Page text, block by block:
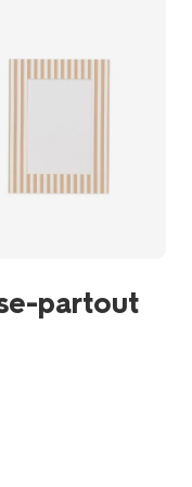
partout